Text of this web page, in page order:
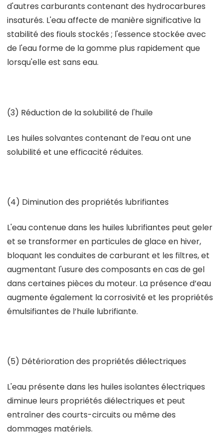
d'autres carburants contenant des hydrocarbures
insaturés. L'eau affecte de manière significative la
stabilité des fiouls stockés ; l'essence stockée avec
de l'eau forme de la gomme plus rapidement que
lorsqu'elle est sans eau.
(3) Réduction de la solubilité de l'huile
Les huiles solvantes contenant de l’eau ont une
solubilité et une efficacité réduites.
(4) Diminution des propriétés lubrifiantes
L'eau contenue dans les huiles lubrifiantes peut geler
et se transformer en particules de glace en hiver,
bloquant les conduites de carburant et les filtres, et
augmentant l'usure des composants en cas de gel
dans certaines pièces du moteur. La présence d’eau
augmente également la corrosivité et les propriétés
émulsifiantes de l’huile lubrifiante.
(5) Détérioration des propriétés diélectriques
L'eau présente dans les huiles isolantes électriques
diminue leurs propriétés diélectriques et peut
entraîner des courts-circuits ou même des
dommages matériels.